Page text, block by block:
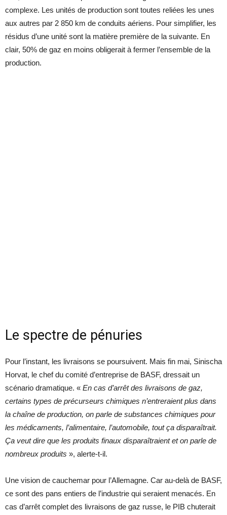
complexe. Les unités de production sont toutes reliées les unes
aux autres par 2 850 km de conduits aériens. Pour simplifier, les
résidus d’une unité sont la matière première de la suivante. En
clair, 50% de gaz en moins obligerait à fermer l’ensemble de la
production.
Le spectre de pénuries
Pour l’instant, les livraisons se poursuivent. Mais fin mai, Sinischa
Horvat, le chef du comité d’entreprise de BASF, dressait un
scénario dramatique. « En cas d’arrêt des livraisons de gaz,
certains types de précurseurs chimiques n’entreraient plus dans
la chaîne de production, on parle de substances chimiques pour
les médicaments, l’alimentaire, l’automobile, tout ça disparaîtrait.
Ça veut dire que les produits finaux disparaîtraient et on parle de
nombreux produits », alerte-t-il.
Une vision de cauchemar pour l’Allemagne. Car au-delà de BASF,
ce sont des pans entiers de l’industrie qui seraient menacés. En
cas d’arrêt complet des livraisons de gaz russe, le PIB chuterait